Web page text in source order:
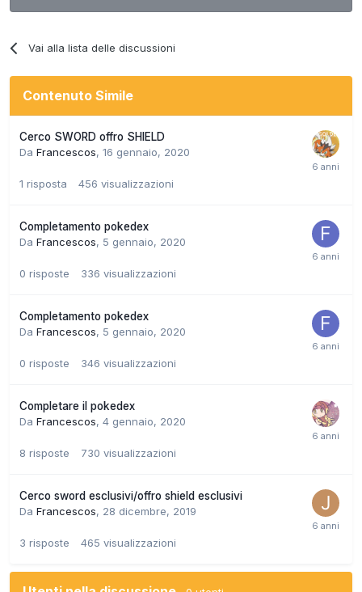
Vai alla lista delle discussioni
Contenuto Simile
Cerco SWORD offro SHIELD
Da Francescos, 16 gennaio, 2020
1 risposta 456 visualizzazioni
Completamento pokedex
Da Francescos, 5 gennaio, 2020
0 risposte 336 visualizzazioni
Completamento pokedex
Da Francescos, 5 gennaio, 2020
0 risposte 346 visualizzazioni
Completare il pokedex
Da Francescos, 4 gennaio, 2020
8 risposte 730 visualizzazioni
Cerco sword esclusivi/offro shield esclusivi
Da Francescos, 28 dicembre, 2019
3 risposte 465 visualizzazioni